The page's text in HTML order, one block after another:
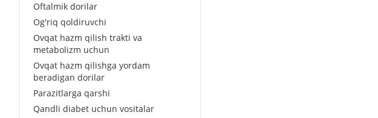
Oftalmik dorilar
Og'riq qoldiruvchi
Ovqat hazm qilish trakti va
metabolizm uchun
Ovqat hazm qilishga yordam
beradigan dorilar
Parazitlarga qarshi
Qandli diabet uchun vositalar